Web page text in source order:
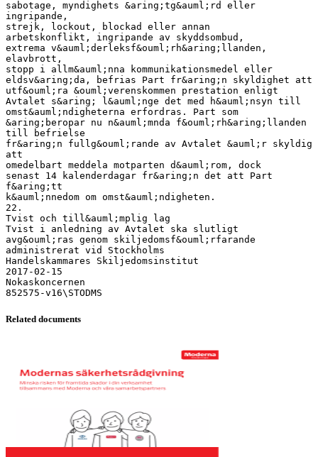
Related documents